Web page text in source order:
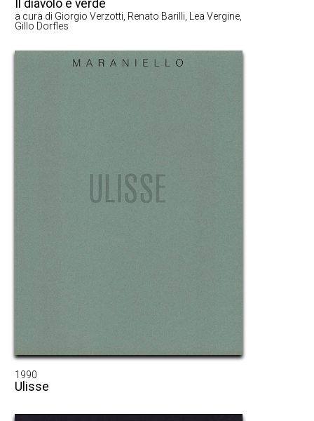
Il diavolo è verde
a cura di Giorgio Verzotti, Renato Barilli, Lea Vergine,
Gillo Dorfles
1990
Ulisse